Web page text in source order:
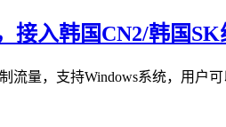
接入韩国CN2/韩国
流量，支持Windows系统，用